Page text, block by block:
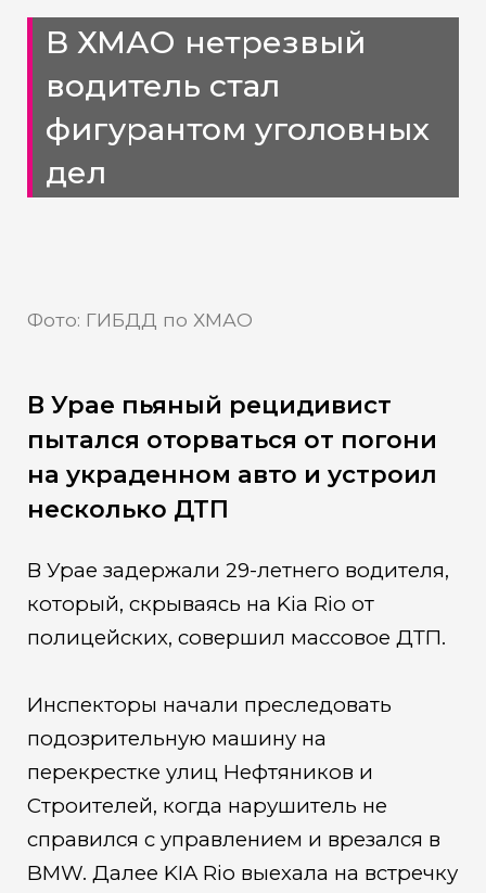
В ХМАО нетрезвый
водитель стал
фигурантом уголовных
дел
Фото: ГИБДД по ХМАО
В Урае пьяный рецидивист
пытался оторваться от погони
на украденном авто и устроил
несколько ДТП
В Урае задержали 29-летнего водителя,
который, скрываясь на Kia Rio от
полицейских, совершил массовое ДТП.
Инспекторы начали преследовать
подозрительную машину на
перекрестке улиц Нефтяников и
Строителей, когда нарушитель не
справился с управлением и врезался в
BMW. Далее KIA Rio выехала на встречку